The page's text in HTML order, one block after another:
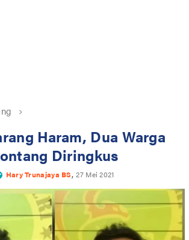
Haram, Dua Warga
Diringkus
Hary Trunajaya BS,27 Mei 2021